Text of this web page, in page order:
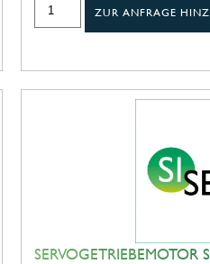
ZUR ANFRAGE
SERVOGETRIEBEMOTOR